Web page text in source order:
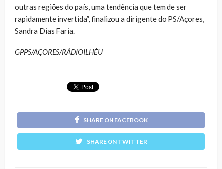
outras regiões do país, uma tendência que tem de ser
rapidamente invertida”, finalizou a dirigente do PS/Açores,
Sandra Dias Faria.
GPPS/AÇORES/RÁDIOILHÉU
SHARE ON FACEBOOK
SHARE ON TWITTER